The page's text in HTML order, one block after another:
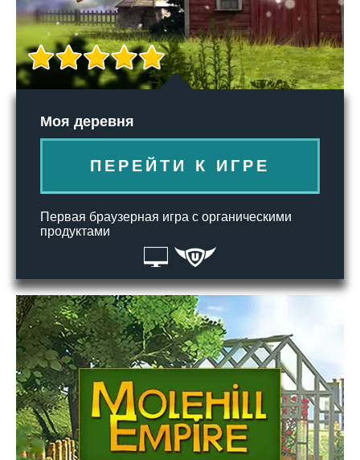
Моя деревня
ПЕРЕЙТИ К ИГРЕ
Первая браузерная игра с органическими
продуктами